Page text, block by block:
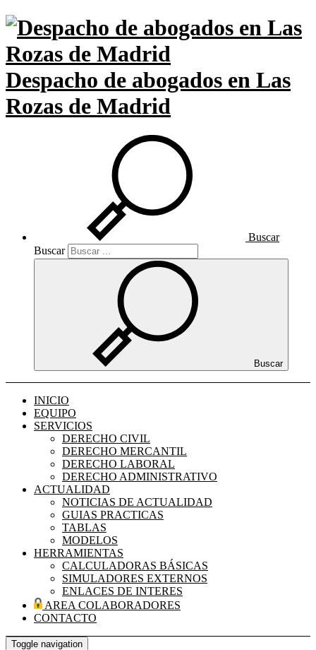
Despacho de abogados en Las
Rozas de Madrid
Buscar
Buscar
Buscar
INICIO
EQUIPO
SERVICIOS
DERECHO CIVIL
DERECHO MERCANTIL
DERECHO LABORAL
DERECHO ADMINISTRATIVO
ACTUALIDAD
NOTICIAS DE ACTUALIDAD
GUIAS PRACTICAS
TABLAS
MODELOS
HERRAMIENTAS
CALCULADORAS BÁSICAS
SIMULADORES EXTERNOS
ENLACES DE INTERES
AREA COLABORADORES
CONTACTO
Toggle navigation